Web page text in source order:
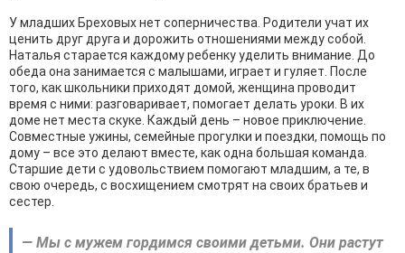
У младших Бреховых нет соперничества. Родители учат их
ценить друг друга и дорожить отношениями между собой.
Наталья старается каждому ребенку уделить внимание. До
обеда она занимается с малышами, играет и гуляет. После
того, как школьники приходят домой, женщина проводит
время с ними: разговаривает, помогает делать уроки. В их
доме нет места скуке. Каждый день – новое приключение.
Совместные ужины, семейные прогулки и поездки, помощь по
дому – все это делают вместе, как одна большая команда.
Старшие дети с удовольствием помогают младшим, а те, в
свою очередь, с восхищением смотрят на своих братьев и
сестер.
— Мы с мужем гордимся своими детьми. Они растут